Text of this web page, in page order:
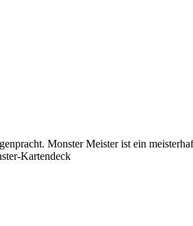
Monster Meister ist ein
Kartendeck